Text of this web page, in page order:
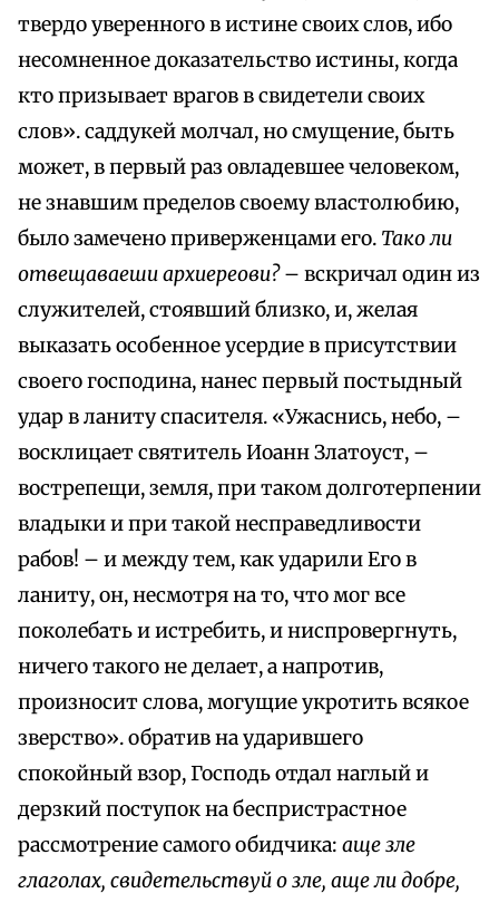
твердо уверенного в истине своих слов, ибо
несомненное доказательство истины, когда
кто призывает врагов в свидетели своих
слов». саддукей молчал, но смущение, быть
может, в первый раз овладевшее человеком,
не знавшим пределов своему властолюбию,
было замечено приверженцами его. Тако ли
отвещаваеши архиереови?– вскричал один из
служителей, стоявший близко, и, желая
выказать особенное усердие в присутствии
своего господина, нанес первый постыдный
удар в ланиту спасителя. «Ужаснись, небо, –
восклицает святитель Иоанн Златоуст, –
вострепещи, земля, при таком долготерпении
владыки и при такой несправедливости
рабов! – и между тем, как ударили Его в
ланиту, он, несмотря на то, что мог все
поколебать и истребить, и ниспровергнуть,
ничего такого не делает, а напротив,
произносит слова, могущие укротить всякое
зверство». обратив на ударившего
спокойный взор, Господь отдал наглый и
дерзкий поступок на беспристрастное
рассмотрение самого обидчика: аще зле
глаголах, свидетельствуй о зле, аще ли добре,